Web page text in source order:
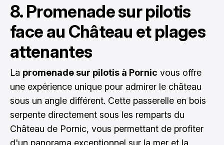
8. Promenade sur pilotis
face au Château et plages
attenantes
La promenade sur pilotis à Pornic vous offre
une expérience unique pour admirer le château
sous un angle différent. Cette passerelle en bois
serpente directement sous les remparts du
Château de Pornic, vous permettant de profiter
d'un panorama exceptionnel sur la mer et la